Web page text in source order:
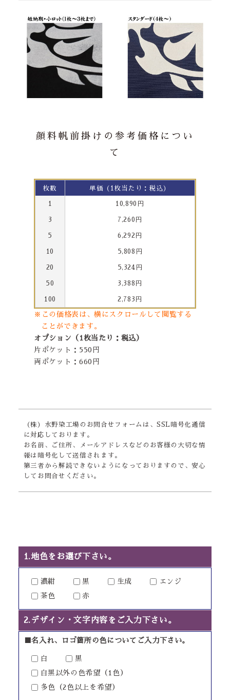
顔料帆前掛けの参考価格につい
て
枚数 単価（1枚当たり：税込）
1 10,890円
3 7,260円
5 6,292円
10 5,808円
20 5,324円
50 3,388円
100 2,783円
※この価格表は、横にスクロールして閲覧する
ことができます。
オプション（1枚当たり：税込）
片ポケット：550円
両ポケット：660円
（株）水野染工場のお問合せフォームは、SSL暗号化通信
に対応しております。
お名前、ご住所、メールアドレスなどのお客様の大切な情
報は暗号化して送信されます。
第三者から解読できないようになっておりますので、安心
してお問合せください。
1.地色をお選び下さい。
濃紺 黒 生成
エンジ
茶色
赤
2.デザイン・文字内容をご入力下さい。
■名入れ、ロゴ箇所の色についてご入力下さい。
白
黒
白黒以外の色希望（1色）
多色（2色以上を希望）